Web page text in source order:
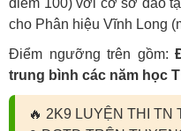
điểm 100) với cơ sở đào
cho Phân hiệu Vĩnh Long
Điểm ngưỡng trên gồm:
trung bình các năm học
🔥 2K9 LUYỆN THI TN